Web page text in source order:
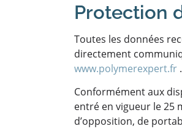
Protection
Toutes les données
directement
www.polymerexpert.fr
Conformément aux
entré en vigueur le 25
d’opposition, de